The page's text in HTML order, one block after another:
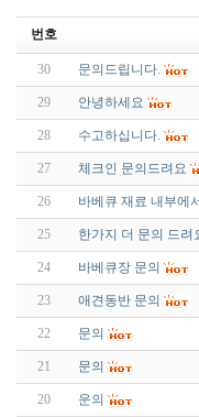
번호
30 문의드립니다.
29 안녕하세요
28 수고하십니다.
27 체크인 문의드려요
26 바베큐 재료 내부에
25 한가지 더 문의 드려
24 바베큐장 문의
23 애견동반 문의
22 문의
21 문의
20 운의